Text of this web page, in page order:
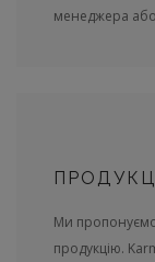
менеджера або
Ми пропонуємо
продукцію.